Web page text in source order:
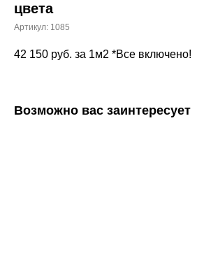
цвета
Артикул: 1085
42 150 руб. за 1м2 *Все включено!
Возможно вас заинтересует